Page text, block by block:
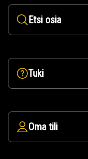
Etsi osia
Tuki
Oma tili